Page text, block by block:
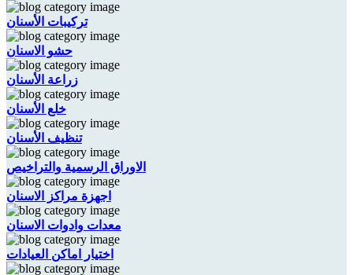
تركيبات الأسنان
حشو الاسنان
زراعة الأسنان
خلع الأسنان
تنظيف الأسنان
الاوراق الرسمية والتراخيص
اجهزة مراكز الاسنان
معدات وادوات الاسنان
اختيار اماكن العيادات